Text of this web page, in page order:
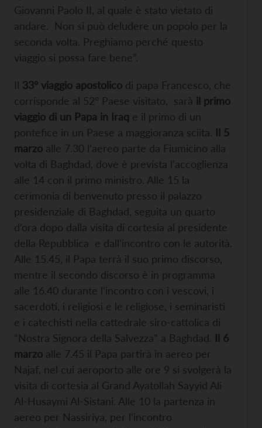
Giovanni Paolo II, al quale è stato vietato di
andare. Non si può deludere un popolo per la
seconda volta. Preghiamo perché questo
viaggio si possa fare bene”.
Il 33° viaggio apostolico di papa Francesco, che
corrisponde al 52° Paese visitato, sarà il primo
viaggio di un Papa in Iraq e il primo di un
pontefice in un Paese a maggioranza sciita. Il 5
marzo alle 7.30 l’aereo parte da Fiumicino alla
volta di Baghdad, dove è prevista l’accoglienza
alle 14 con il primo ministro. Alle 15 la
cerimonia di benvenuto presso il palazzo
presidenziale di Baghdad, seguita un quarto
d’ora dopo dalla visita di cortesia al presidente
della Repubblica e dall’incontro con le autorità.
Alle 15.45, il Papa terrà il suo primo discorso,
mentre il secondo discorso è in programma
alle 16.40 durante l’incontro con i vescovi, i
sacerdoti, i religiosi e le religiose, i seminaristi
e i catechisti nella cattedrale siro-cattolica di
“Nostra Signora della Salvezza” a Baghdad. Il 6
marzo alle 7.45 il Papa partirà in aereo per
Najaf, nel cui aeroporto alle ore 9 si svolgerà la
visita di cortesia al Grand Ayatollah Sayyid Ali
Al-Husaymi Al-Sistani. Alle 10 la partenza in
aereo per Nassiriya, per l’incontro